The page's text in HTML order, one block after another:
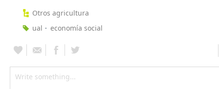
Otros agricultura
ual
economía social